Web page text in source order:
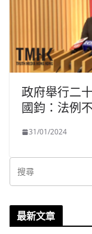
政府舉行二
國鈞：法例
31/01/2024
最新文章